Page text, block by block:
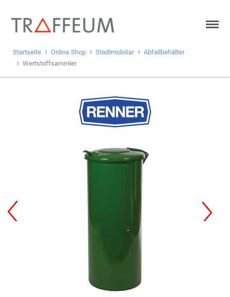
Startseite Online Shop Stadtmobiliar
Abfallbehälter
Wertstoffsammler